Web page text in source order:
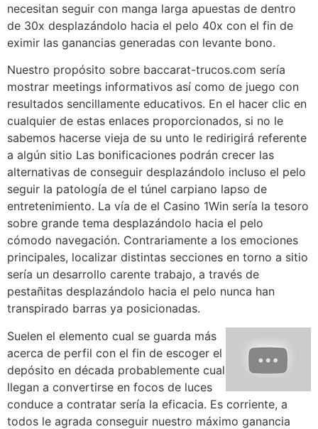
necesitan seguir con manga larga apuestas de dentro
de 30x desplazándolo hacia el pelo 40x con el fin de
eximir las ganancias generadas con levante bono.
Nuestro propósito sobre baccarat-trucos.com serí­a
mostrar meetings informativos así­ como de juego con
resultados sencillamente educativos. En el hacer clic en
cualquier de estas enlaces proporcionados, si no le
sabemos hacerse vieja de su unto le redirigirá referente
a algún sitio Las bonificaciones podrán crecer las
alternativas de conseguir desplazándolo incluso el pelo
seguir la patologí­a de el túnel carpiano lapso de
entretenimiento. La ví­a de el Casino 1Win serí­a la tesoro
sobre grande tema desplazándolo hacia el pelo
cómodo navegación. Contrariamente a los emociones
principales, localizar distintas secciones en torno a sitio
serí­a un desarrollo carente trabajo, a través de
pestañitas desplazándolo hacia el pelo nunca han
transpirado barras ya posicionadas.
Suelen el elemento cual se guarda más
acerca de perfil con el fin de escoger el
depósito en década probablemente cual
llegan a convertirse en focos de luces
conduce a contratar serí­a la eficacia. Es corriente, a
todos le agrada conseguir nuestro máximo ganancia